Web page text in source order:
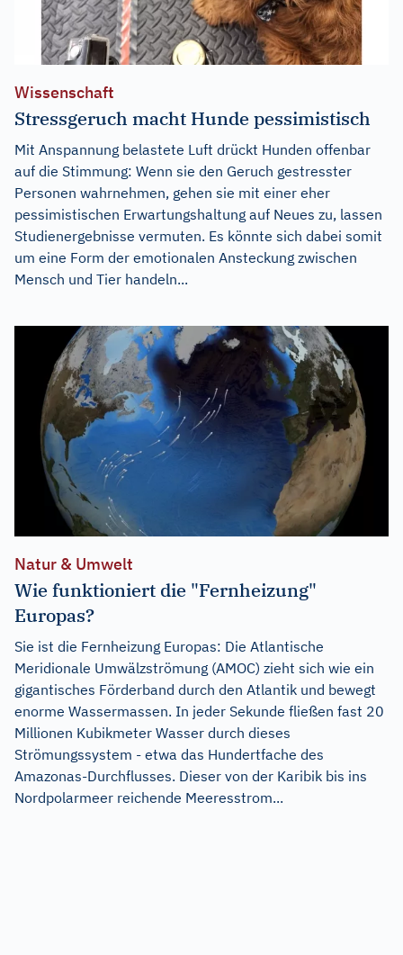
Wissenschaft
Stressgeruch macht Hunde pessimistisch
Mit Anspannung belastete Luft drückt Hunden offenbar
auf die Stimmung: Wenn sie den Geruch gestresster
Personen wahrnehmen, gehen sie mit einer eher
pessimistischen Erwartungshaltung auf Neues zu, lassen
Studienergebnisse vermuten. Es könnte sich dabei somit
um eine Form der emotionalen Ansteckung zwischen
Mensch und Tier handeln...
Natur & Umwelt
Wie funktioniert die "Fernheizung"
Europas?
Sie ist die Fernheizung Europas: Die Atlantische
Meridionale Umwälzströmung (AMOC) zieht sich wie ein
gigantisches Förderband durch den Atlantik und bewegt
enorme Wassermassen. In jeder Sekunde fließen fast 20
Millionen Kubikmeter Wasser durch dieses
Strömungssystem - etwa das Hundertfache des
Amazonas-Durchflusses. Dieser von der Karibik bis ins
Nordpolarmeer reichende Meeresstrom...